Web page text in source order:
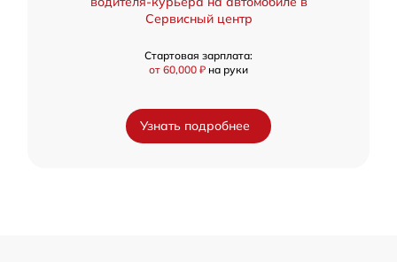
Сервисный центр
Стартовая зарплата:
от 60,000 ₽ на руки
Узнать подробнее